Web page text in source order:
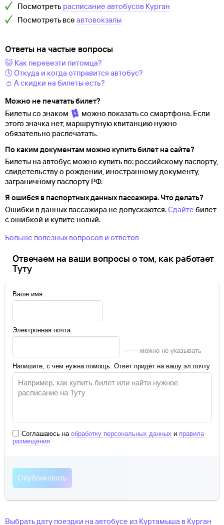
Посмотреть расписание автобусов Курган
Посмотреть все автовокзалы
Ответы на частые вопросы
🐱 Как перевезти питомца?
🕔 Откуда и когда отправится автобус?
👛 А скидки на билеты есть?
Можно не печатать билет?
Билеты со знаком
можно показать со смартфона. Если
этого значка нет, маршрутную квитанцию нужно
обязательно распечатать.
По каким документам можно купить билет на сайте?
Билеты на автобус можно купить по: российскому паспорту,
свидетельству о рождении, иностранному документу,
заграничному паспорту РФ.
Я ошибся в паспортных данных пассажира. Что делать?
Ошибки в данных пассажира не допускаются.Сдайте билет
с ошибкой и купите новый.
Больше полезных вопросов и ответов
Отвечаем на ваши вопросы о том, как работает
Туту
Ваше имя
Электронная почта
можно не указывать
Напишите, с чем нужна помощь. Ответ придёт на вашу эл.почту
Соглашаюсь на обработку персональных данных и правила
размещения
Выбрать дату поездки на автобусе из Куртамыша в Курган